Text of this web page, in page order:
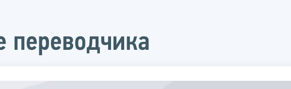
переводчика